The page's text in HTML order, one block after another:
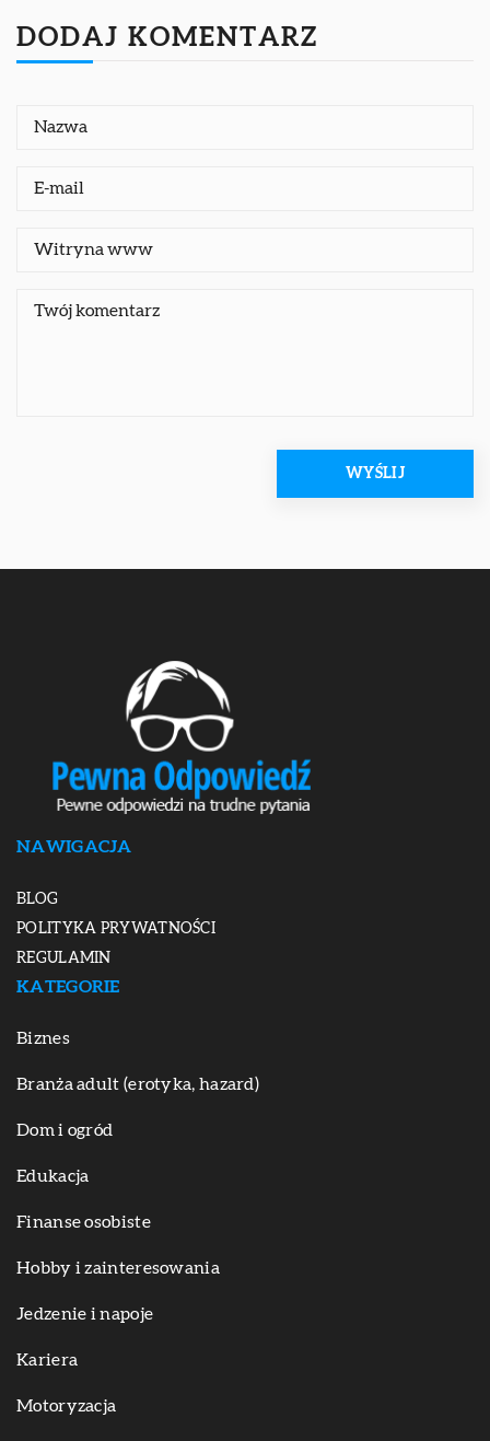
DODAJ KOMENTARZ
NAWIGACJA
BLOG
POLITYKA PRYWATNOŚCI
REGULAMIN
KATEGORIE
Biznes
Branża adult (erotyka, hazard)
Dom i ogród
Edukacja
Finanse osobiste
Hobby i zainteresowania
Jedzenie i napoje
Kariera
Motoryzacja